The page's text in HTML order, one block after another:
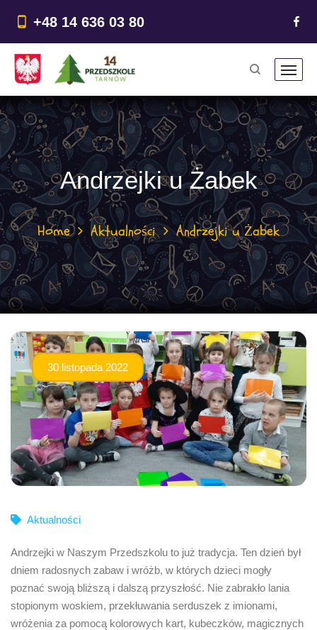
treści
+48 14 636 03 80
Andrzejki u Żabek
Home Aktualności Andrzejki u Żabek
30 listopada 2022
Aktualności
Andrzejki w Naszym Przedszkolu to już tradycja. Ten dzień był
dniem radosnych zabaw i wróżb, w których dzieci mogły
poznać swoją bliższą i dalszą przyszłość. Nie zabrakło lania
stopionym woskiem, przekłuwania serduszek z imionami,
wróżenia za pomocą kolorowych kart, kubeczków, magicznych